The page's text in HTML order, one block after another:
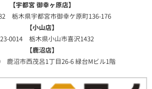
【宇都宮 御幸ヶ原店】
栃木県宇都宮市御幸ケ原町136-176
【小山店】
0014 栃木県小山市喜沢1432
【鹿沼店】
鹿沼市西茂呂1丁目26-6 緑台Mビル1階